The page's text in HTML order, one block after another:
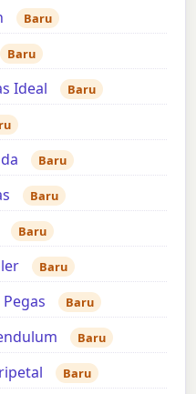
Baru
Baru
Ideal Baru
Baru
Baru
Baru
Baru
Baru
Baru
Baru